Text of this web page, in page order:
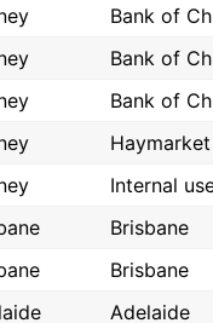
Bank of
Bank of
Bank of
Haymarket
Internal
Brisbane
Brisbane
Adelaide